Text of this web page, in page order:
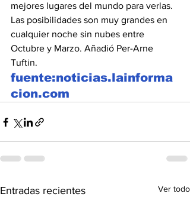
mejores lugares del mundo para verlas.
Las posibilidades son muy grandes en
cualquier noche sin nubes entre
Octubre y Marzo. Añadió Per-Arne
Tuftin.
fuente:noticias.lainforma
cion.com
Entradas recientes Ver todo